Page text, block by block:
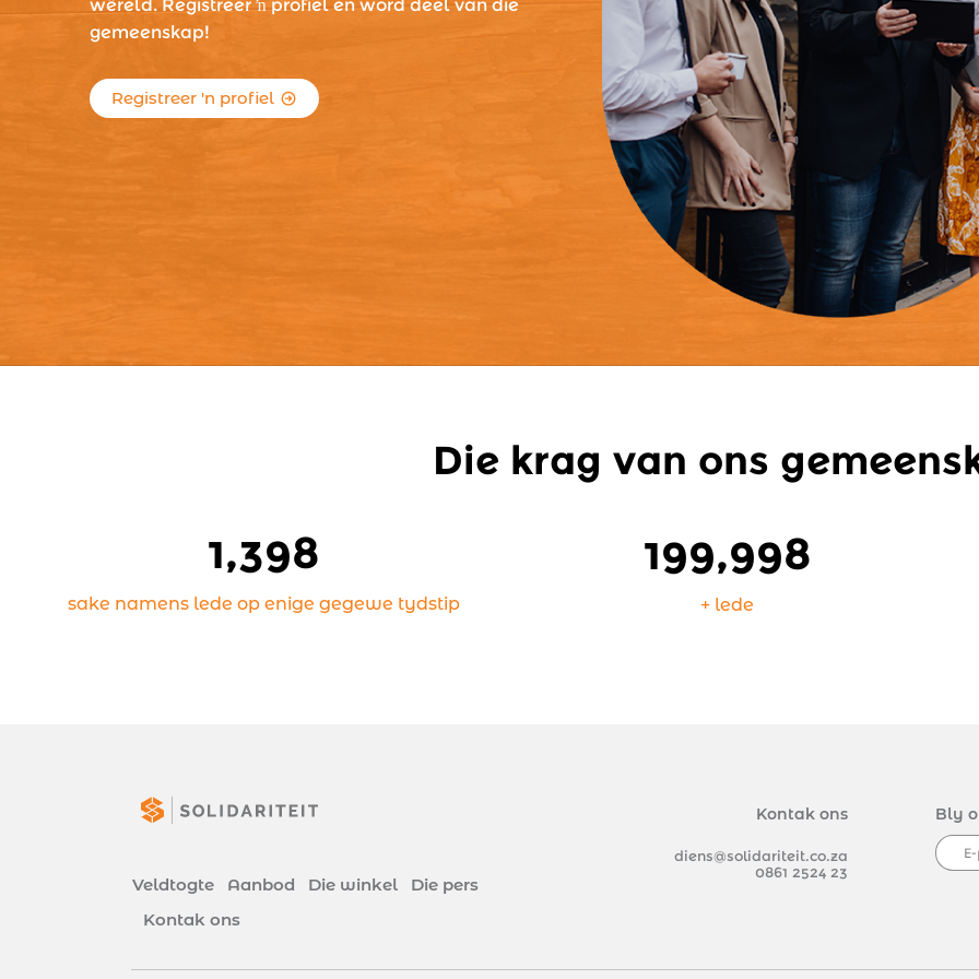
wêreld. Registreer ŉ profiel en word deel van die
gemeenskap!
Registreer 'n profiel
Die krag van ons
1,400
sake namens lede op enige gegewe tydstip
200,000
+ lede
Veldtogte Aanbod Die winkel
Die pers
Kontak ons
Kontak ons
diens@solidariteit.co.za
0861 2524 23
Bly